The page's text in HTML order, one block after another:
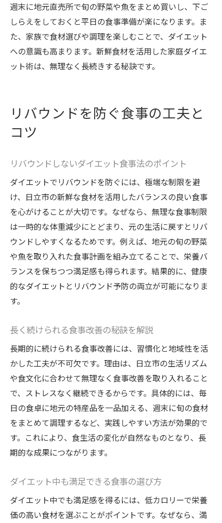
週末に地元直売所で旬の野菜や魚をまとめ買いし、下ご
しらえをしておくと平日の食事準備が楽になります。ま
た、家族で食材選びや調理を楽しむことで、ダイエット
への意識も高まります。新鮮食材を活用した家庭ダイエ
ット術は、無理なく長続きする秘訣です。
リバウンドを防ぐ食事の工夫と
コツ
リバウンドしないダイエット食事法のポイント
ダイエットでリバウンドを防ぐには、極端な制限を避
け、日立市の新鮮な食材を活用したバランスの良い食事
を心がけることが大切です。なぜなら、無理な食事制限
は一時的な体重減少にとどまり、元の生活に戻すとリバ
ウンドしやすくなるためです。例えば、地元の旬の野菜
や魚を取り入れた食事計画を組み立てることで、栄養バ
ランスを保ちつつ満足感も得られます。結果的に、健康
的なダイエットとリバウンド予防の両立が可能になりま
す。
長く続けられる食事改善の秘訣を解説
長期的に続けられる食事改善には、習慣化と地域性を活
かした工夫が不可欠です。理由は、日立市の生活リズム
や食文化に合わせて無理なく食事改善を取り入れること
で、ストレスなく継続できるからです。具体的には、毎
日の食卓に地元の特産品を一品加える、週末に旬の食材
をまとめて調理するなど、実践しやすい方法が効果的で
す。これにより、食生活の変化が自然なものとなり、長
期的な成果につながります。
ダイエット中も満足できる食事の選び方
ダイエット中でも満足感を得るには、低カロリーで栄養
価の高い食材を選ぶことがポイントです。なぜなら、満